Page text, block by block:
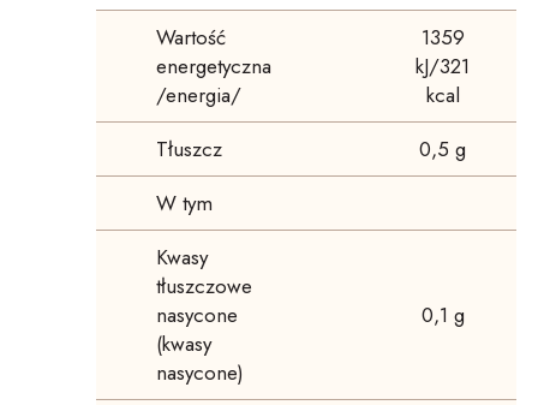
Wartość
energetyczna
/energia/
1359
kJ/321
kcal
Tłuszcz
0,5 g
W tym
Kwasy
tłuszczowe
nasycone
(kwasy
nasycone)
0,1 g